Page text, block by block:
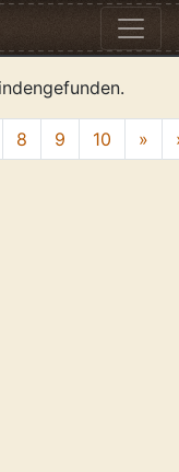
8 9 10 »